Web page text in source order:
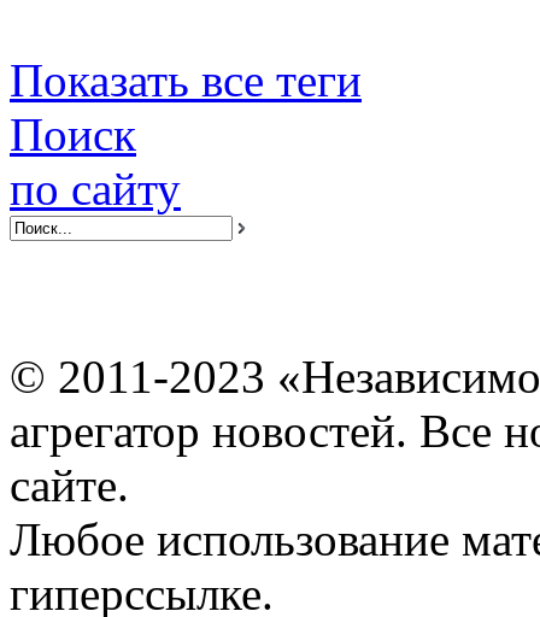
Показать все теги
Поиск
по сайту
© 2011-2023
агрегатор новостей. Все
сайте.
Любое использование
гиперссылке.